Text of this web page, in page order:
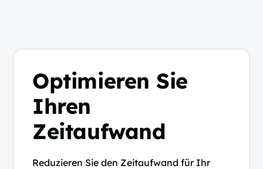
Optimieren Sie
Ihren
Zeitaufwand
Reduzieren Sie den Zeitaufwand für Ihr